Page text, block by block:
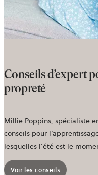
Conseils d’expert
propreté
Millie Poppins, spécialiste
conseils pour
lesquelles l’été est le
Voir les conseils